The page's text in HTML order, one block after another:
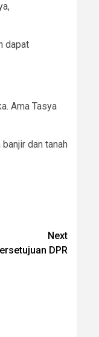
dapat
Ama Tasya
dan tanah
Next
DPR